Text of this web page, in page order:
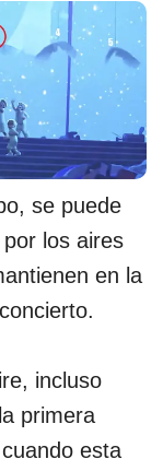
se puede
los aires
en la
incluso
primera
esta